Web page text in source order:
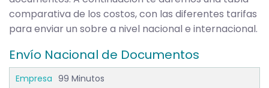
comparativa de los costos, con las diferentes tarifas
para enviar un sobre a nivel nacional e internacional.
Envío Nacional de Documentos
99 Minutos